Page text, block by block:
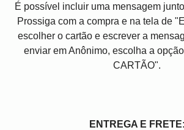
É possível incluir uma mensagem
Prossiga com a compra e na tela de
escolher o cartão e escrever a
enviar em Anônimo, escolha a
CARTÃO".
ENTREGA E FRETE: